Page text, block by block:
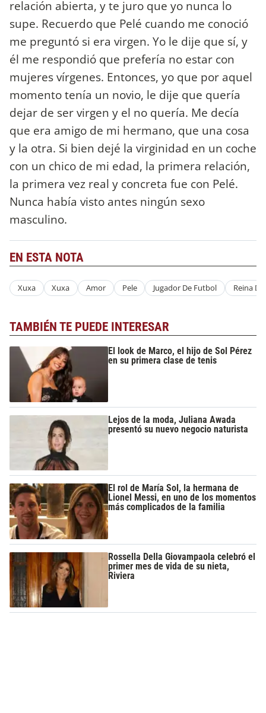
relación abierta, y te juro que yo nunca lo
supe. Recuerdo que Pelé cuando me conoció
me preguntó si era virgen. Yo le dije que sí, y
él me respondió que prefería no estar con
mujeres vírgenes. Entonces, yo que por aquel
momento tenía un novio, le dije que quería
dejar de ser virgen y el no quería. Me decía
que era amigo de mi hermano, que una cosa
y la otra. Si bien dejé la virginidad en un coche
con un chico de mi edad, la primera relación,
la primera vez real y concreta fue con Pelé.
Nunca había visto antes ningún sexo
masculino.
EN ESTA NOTA
Xuxa Xuxa Amor Pele Jugador De Futbol Reina
TAMBIÉN TE PUEDE INTERESAR
El look de Marco, el hijo de Sol Pérez
en su primera clase de tenis
Lejos de la moda, Juliana Awada
presentó su nuevo negocio naturista
El rol de María Sol, la hermana de
Lionel Messi, en uno de los momentos
más complicados de la familia
Rossella Della Giovampaola celebró el
primer mes de vida de su nieta,
Riviera